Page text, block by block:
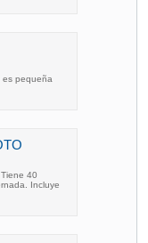
es pequeña
40
Incluye